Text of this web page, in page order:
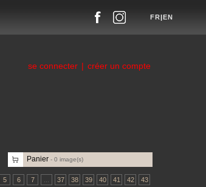
FR|EN
se connecter | créer un compte
Panier - 0 image(s)
5 6 7 37 38 39 40 41 42 43